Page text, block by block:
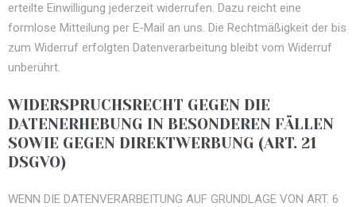
erteilte Einwilligung jederzeit widerrufen. Dazu reicht eine
formlose Mitteilung per E-Mail an uns. Die Rechtmäßigkeit der bis
zum Widerruf erfolgten Datenverarbeitung bleibt vom Widerruf
unberührt.
WIDERSPRUCHSRECHT GEGEN DIE
DATENERHEBUNG IN BESONDEREN FÄLLEN
SOWIE GEGEN DIREKTWERBUNG (ART. 21
DSGVO)
WENN DIE DATENVERARBEITUNG AUF GRUNDLAGE VON ART. 6